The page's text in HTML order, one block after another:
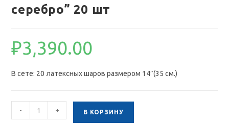
серебро” 20 шт
₽3,390.00
В сете: 20 латексных шаров размером 14″(35 см.)
Количество
товара
- + В КОРЗИНУ